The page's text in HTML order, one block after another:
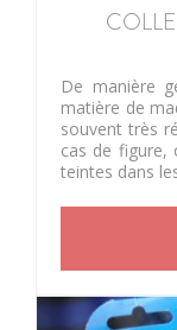
De manière
matière de
souvent très
cas de figure,
teintes dans